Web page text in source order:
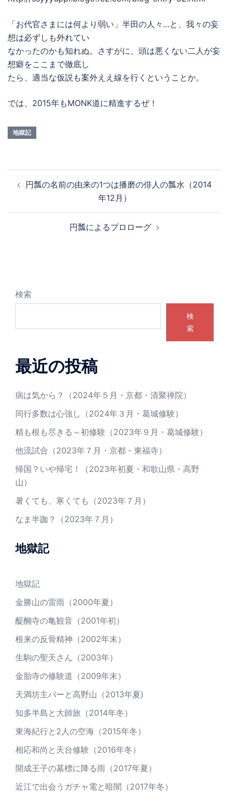
「お代官さまには何より弱い」半田の人々…と、我々の妄
想は必ずしも外れてい
なかったのかも知れぬ。さすがに、頭は悪くない二人が妄
想癖をここまで徹底し
たら、適当な仮説も案外ええ線を行くということか。
では、2015年もMONK道に精進するぜ！
地獄記
稿
ン
円瓢の名前の由来の1つは播磨の俳人の瓢水（2014
年12月）
円瓢によるプロローグ
検索
検
索
最近の投稿
病は気から？（2024年５月・京都・清聚禅院）
同行多数は心強し（2024年３月・葛城修験）
精も根も尽きる～初修験（2023年９月・葛城修験）
他流試合（2023年７月・京都・東福寺）
帰国？いや帰宅！（2023年初夏・和歌山県・高野
山）
暑くても、寒くても（2023年７月）
なま半跏？（2023年７月）
地獄記
地獄記
金勝山の雷雨（2000年夏）
醍醐寺の亀観音（2001年初）
根来の反骨精神（2002年末）
生駒の聖天さん（2003年）
金胎寺の修験道（2009年末）
天満坊主バーと高野山（2013年夏)
知多半島と大師旅（2014年冬）
東海紀行と2人の空海（2015年冬）
相応和尚と天台修験（2016年冬）
開成王子の墓標に降る雨（2017年夏）
近江で出会うガチャ電と暗闇（2017年冬）